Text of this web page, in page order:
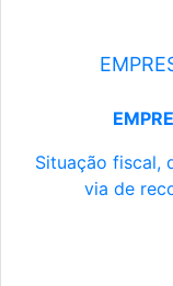
Situação fiscal,
via de